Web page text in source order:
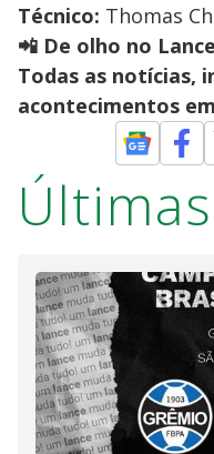
Técnico: Thomas
📲 De olho no
Todas as notícias,
acontecimentos
Últimas